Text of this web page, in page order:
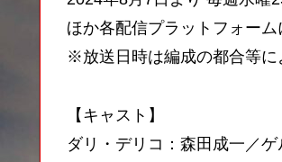
ほか各配信プラットフォー
※放送日時は編成の都合等に
【キャスト】
ダリ・デリコ：森田成一／